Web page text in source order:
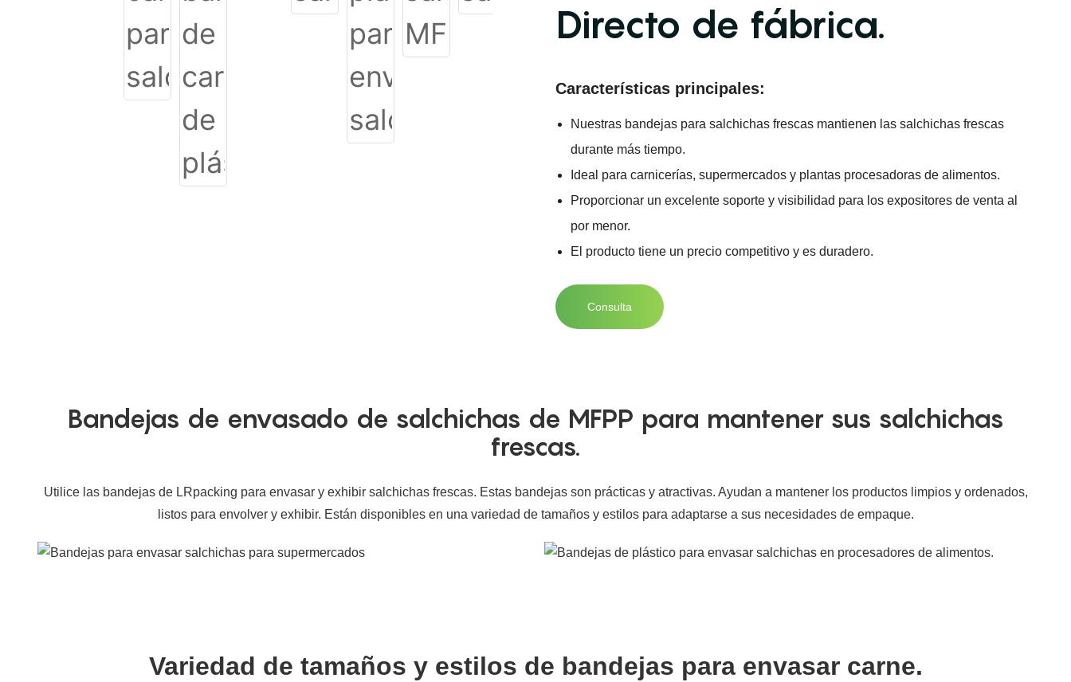
Directo de fábrica.
Características principales:
Nuestras bandejas para salchichas frescas mantienen las salchichas frescas
durante más tiempo.
Ideal para carnicerías, supermercados y plantas procesadoras de alimentos.
Proporcionar un excelente soporte y visibilidad para los expositores de venta al
por menor.
El producto tiene un precio competitivo y es duradero.
Consulta
Bandejas de envasado de salchichas de MFPP para mantener sus salchichas
frescas.
Utilice las bandejas de LRpacking para envasar y exhibir salchichas frescas. Estas bandejas son prácticas y atractivas. Ayudan a mantener los productos limpios y ordenados,
listos para envolver y exhibir. Están disponibles en una variedad de tamaños y estilos para adaptarse a sus necesidades de empaque.
Variedad de tamaños y estilos de bandejas para envasar carne.